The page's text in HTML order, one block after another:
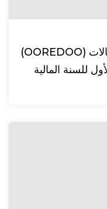
موبايل الوطنية الفلسطينية للاتصالات (OOREDOO)
للسنة المالية